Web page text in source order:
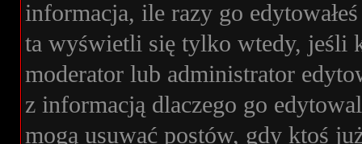
informacja, ile razy go
ta wyświetli się tylko wtedy, jeśli
moderator lub administrator
z informacją dlaczego go
mogą usuwać postów, gdy ktoś